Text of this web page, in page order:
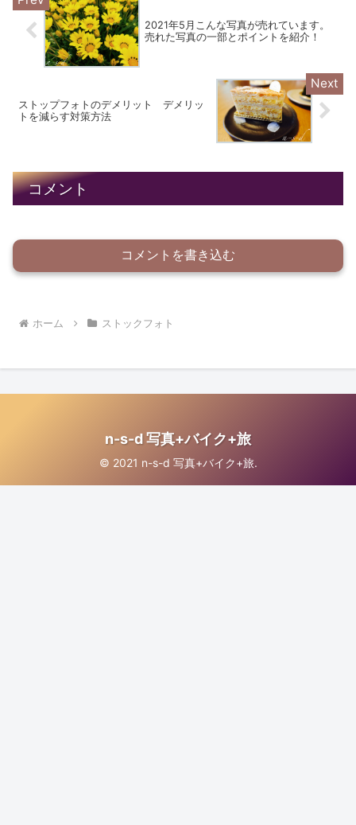
2021年5月こんな写真が売れています。
売れた写真の一部とポイントを紹介！
ストップフォトのデメリット デメリッ
トを減らす対策方法
コメント
コメントを書き込む
ホーム ストックフォト
n-s-d 写真+バイク+旅
© 2021 n-s-d 写真+バイク+旅.